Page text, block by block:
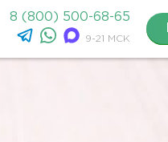
8 (800) 500-68-65
9-21 МСК